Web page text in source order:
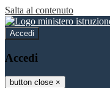
Salta al contenuto
Accedi
Accedi
button close ×